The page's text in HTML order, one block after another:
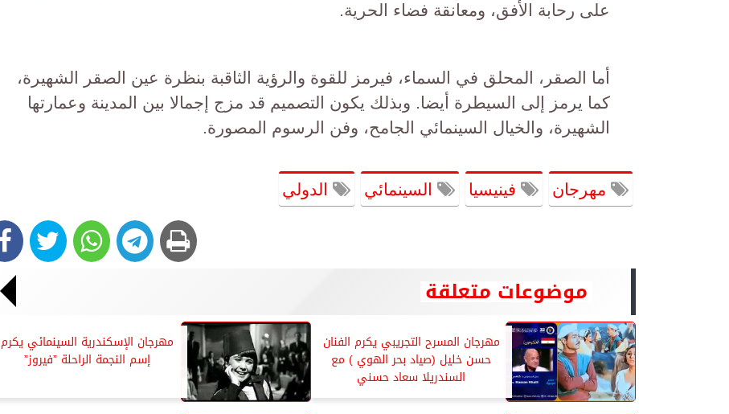
على رحابة الأفق، ومعانقة فضاء الحرية.
أما الصقر، المحلق في السماء، فيرمز للقوة والرؤية الثاقبة بنظرة عين الصقر الشهيرة،
كما يرمز إلى السيطرة أيضا. وبذلك يكون التصميم قد مزج إجمالا بين المدينة وعمارتها
الشهيرة، والخيال السينمائي الجامح، وفن الرسوم المصورة.
مهرجان فينيسيا السينمائي الدولي
موضوعات متعلقة
مهرجان المسرح التجريبي يكرم الفنان
حسن خليل (صياد بحر الهوي ) مع
السندريلا سعاد حسني
مهرجان الإسكندرية السينمائي يكرم
إسم النجمة الراحلة ”فيروز”